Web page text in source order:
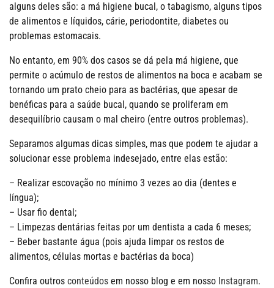
alguns deles são: a má higiene bucal, o tabagismo, alguns tipos
de alimentos e líquidos, cárie, periodontite, diabetes ou
problemas estomacais.
No entanto, em 90% dos casos se dá pela má higiene, que
permite o acúmulo de restos de alimentos na boca e acabam se
tornando um prato cheio para as bactérias, que apesar de
benéficas para a saúde bucal, quando se proliferam em
desequilíbrio causam o mal cheiro (entre outros problemas).
Separamos algumas dicas simples, mas que podem te ajudar a
solucionar esse problema indesejado, entre elas estão:
– Realizar escovação no mínimo 3 vezes ao dia (dentes e
língua);
– Usar fio dental;
– Limpezas dentárias feitas por um dentista a cada 6 meses;
– Beber bastante água (pois ajuda limpar os restos de
alimentos, células mortas e bactérias da boca)
Confira outros conteúdos em nosso blog e em nosso Instagram.